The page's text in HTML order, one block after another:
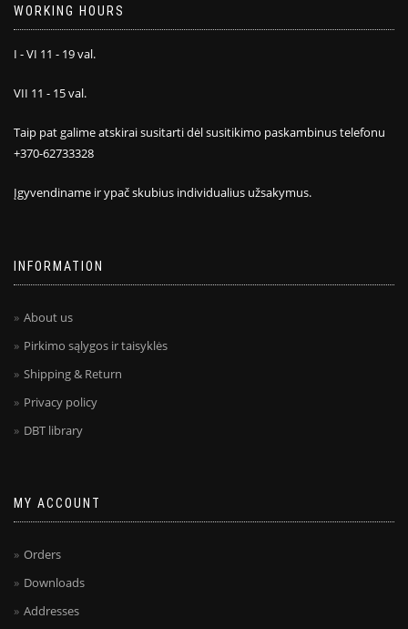
WORKING HOURS
I - VI 11 - 19 val.
VII 11 - 15 val.
Taip pat galime atskirai susitarti dėl susitikimo paskambinus telefonu
+370-62733328
Įgyvendiname ir ypač skubius individualius užsakymus.
INFORMATION
About us
Pirkimo sąlygos ir taisyklės
Shipping & Return
Privacy policy
DBT library
MY ACCOUNT
Orders
Downloads
Addresses